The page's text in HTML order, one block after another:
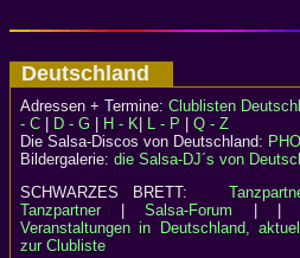
Deutschland
Adressen + Termine: Clublisten
- C
D - G H - K L - P
Q - Z
Die Salsa-Discos von Deutschland:
Bildergalerie: die Salsa-DJ´s von
SCHWARZES BRETT:
Tanzpartner|Salsa-Forum |
Veranstaltungen in Deutschland,
zur Clubliste